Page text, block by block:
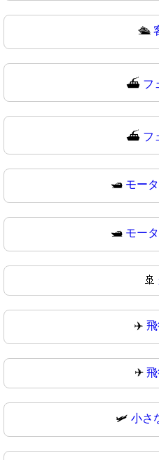
🛳
⛴️ フ
⛴ フ
🛥️ モー
🛥 モー
🚢
✈️
✈
🛩️ 小さ